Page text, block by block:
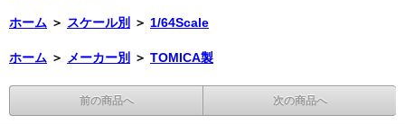
ホーム ＞ スケール別 ＞ 1/64Scale
ホーム ＞ メーカー別 ＞ TOMICA製
前の商品へ 次の商品へ